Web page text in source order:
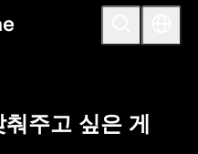
주고 싶은 게